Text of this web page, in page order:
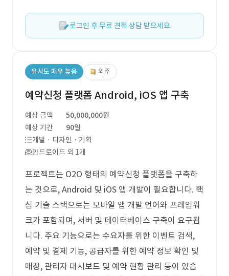
로그인 후 무료 견적 상담 받으세요.
유사도 매우 높음 외주
예약신청 플랫폼 Android, iOS 앱 구축
예상 금액
50,000,000원
예상 기간
90일
개발 · 디자인 · 기획
안드로이드 외 1개
프로젝트는 O2O 형태의 예약신청 플랫폼을 구축하
는 것으로, Android 및 iOS 앱 개발이 필요합니다. 핵
심 기술 스택으로는 모바일 앱 개발 언어와 프레임워
크가 포함되며, 서버 및 데이터베이스 구축이 요구됩
니다. 주요 기능으로는 수요자를 위한 이벤트 검색,
예약 및 결제 기능, 공급자를 위한 예약 정보 확인 및
매칭, 관리자 대시보드 및 예약 현황 관리 등이 있습